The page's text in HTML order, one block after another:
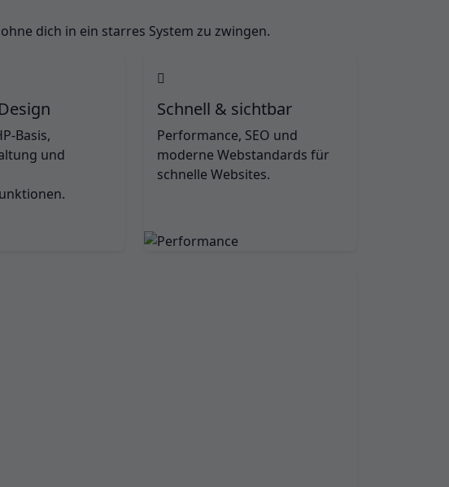
dich in ein starres System zu zwingen.
Basis,
und
Schnell & sichtbar
Performance, SEO und
moderne Webstandards für
schnelle Websites.